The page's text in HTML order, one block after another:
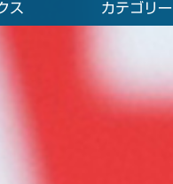
ス カテゴリー